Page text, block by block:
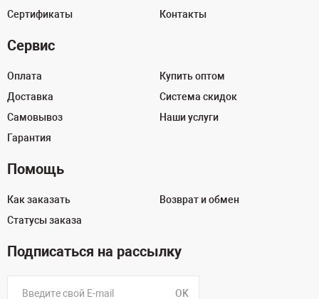
Сертификаты
Контакты
Сервис
Оплата
Доставка
Самовывоз
Гарантия
Купить оптом
Система скидок
Наши услуги
Помощь
Как заказать
Статусы заказа
Возврат и обмен
Подписаться на рассылку
OK